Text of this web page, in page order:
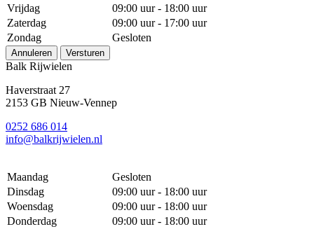
Vrijdag
09:00 uur - 18:00 uur
Zaterdag
09:00 uur - 17:00 uur
Zondag
Gesloten
Annuleren Versturen
Balk Rijwielen
Haverstraat 27
2153 GB Nieuw-Vennep
0252 686 014
info@balkrijwielen.nl
Maandag
Gesloten
Dinsdag
09:00 uur - 18:00 uur
Woensdag
09:00 uur - 18:00 uur
Donderdag
09:00 uur - 18:00 uur